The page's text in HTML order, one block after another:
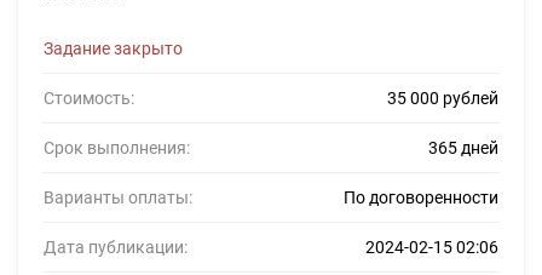
Задание закрыто
Стоимость: 35 000 рублей
Срок выполнения: 365 дней
Варианты оплаты: По договоренности
Дата публикации: 2024-02-15 02:06